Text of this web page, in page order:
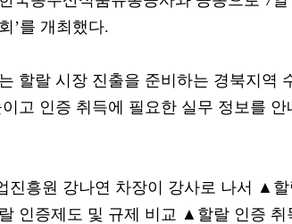
’를 개최했다.
할랄 시장 진출을 준비하는 경북지역
고 인증 취득에 필요한 실무 정보를
진흥원 강나연 차장이 강사로 나서 ▲
인증제도 및 규제 비교 ▲할랄 인증 취